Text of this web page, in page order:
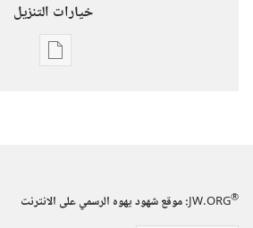
خيارات التنزيل
خيارات
الدراسية)‏
JW.ORG®
:‏ موقع شهود يهوه الرسمي على الانترنت